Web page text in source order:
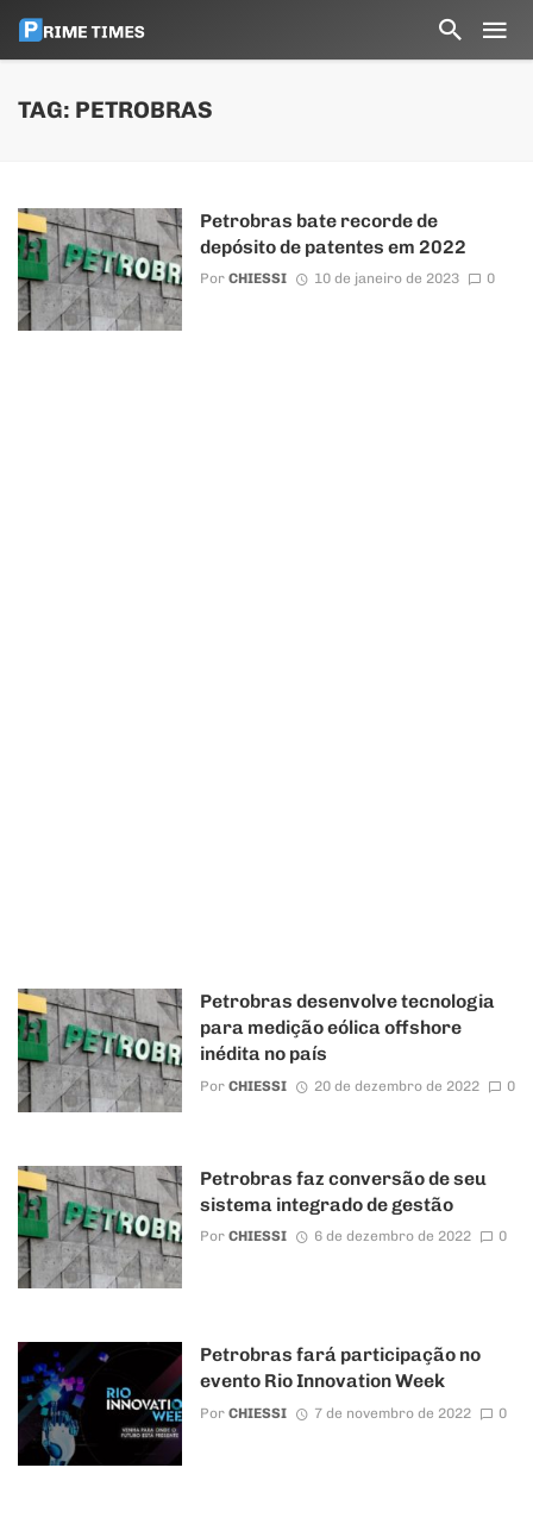
TAG: PETROBRAS
Petrobras bate recorde de
depósito de patentes em 2022
Por CHIESSI 10 de janeiro de 2023 0
Petrobras desenvolve tecnologia
para medição eólica offshore
inédita no país
Por CHIESSI 20 de dezembro de 2022 0
Petrobras faz conversão de seu
sistema integrado de gestão
Por CHIESSI 6 de dezembro de 2022 0
Petrobras fará participação no
evento Rio Innovation Week
Por CHIESSI 7 de novembro de 2022 0